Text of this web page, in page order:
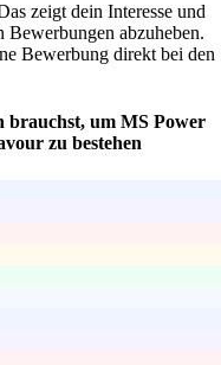
zeigt dein Interesse und
abzuheben.
Bewerbung direkt bei den
brauchst, um MS Power
zu bestehen